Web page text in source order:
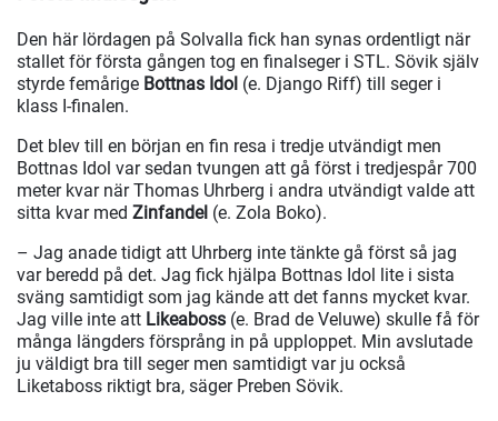
Den här lördagen på Solvalla fick han synas ordentligt när
stallet för första gången tog en finalseger i STL. Sövik själv
styrde femårige Bottnas Idol (e. Django Riff) till seger i
klass I-finalen.
Det blev till en början en fin resa i tredje utvändigt men
Bottnas Idol var sedan tvungen att gå först i tredjespår 700
meter kvar när Thomas Uhrberg i andra utvändigt valde att
sitta kvar med Zinfandel (e. Zola Boko).
– Jag anade tidigt att Uhrberg inte tänkte gå först så jag
var beredd på det. Jag fick hjälpa Bottnas Idol lite i sista
sväng samtidigt som jag kände att det fanns mycket kvar.
Jag ville inte att Likeaboss (e. Brad de Veluwe) skulle få för
många längders försprång in på upploppet. Min avslutade
ju väldigt bra till seger men samtidigt var ju också
Liketaboss riktigt bra, säger Preben Sövik.